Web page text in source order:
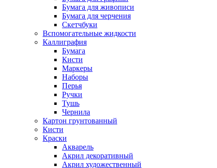
Бумага для живописи
Бумага для черчения
Скетчбуки
Вспомогательные жидкости
Каллиграфия
Бумага
Кисти
Маркеры
Наборы
Перья
Ручки
Тушь
Чернила
Картон грунтованный
Кисти
Краски
Акварель
Акрил декоративный
Акрил художественный